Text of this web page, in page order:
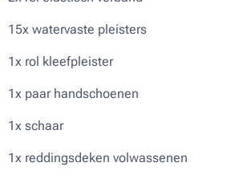
15x watervaste pleisters
1x rol kleefpleister
1x paar handschoenen
1x schaar
1x reddingsdeken volwassenen